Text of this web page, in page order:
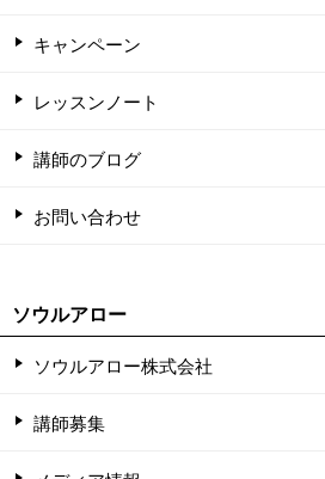
キャンペーン
レッスンノート
講師のブログ
お問い合わせ
ソウルアロー
ソウルアロー株式会社
講師募集